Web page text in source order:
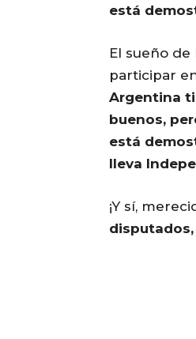
está
El sueño
participar
Argentina
buenos,
está
lleva
¡Y sí,